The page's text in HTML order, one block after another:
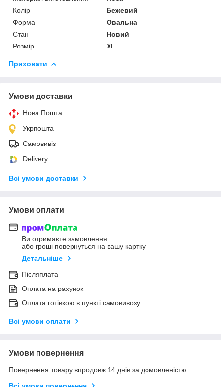
Колір
Бежевий
Форма
Овальна
Стан
Новий
Розмір
XL
Приховати
Умови доставки
Нова Пошта
Укрпошта
Самовивіз
Delivery
Всі умови доставки
Умови оплати
Ви отримаєте замовлення
або гроші повернуться на вашу картку
Детальніше
Післяплата
Оплата на рахунок
Оплата готівкою в пункті самовивозу
Всі умови оплати
Умови повернення
Повернення товару впродовж 14 днів за домовленістю